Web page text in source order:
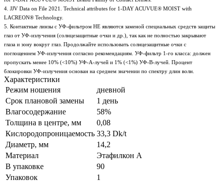
4. JJV Data on File 2021. Technical attributes for 1-DAY ACUVUE® MOIST with
LACREON® Technology.
5. Контактные линзы с УФ-фильтром НЕ являются заменой специальных средств защиты
глаз от УФ-излучения (солнцезащитные очки и др.), так как не полностью закрывают
глаза и зону вокруг глаз. Продолжайте использовать солнцезащитные очки с
поглощением УФ-излучения согласно рекомендациям. УФ-фильтр 1-го класса: должен
пропускать менее 10% (<10%) УФ-А-лучей и 1% (<1%) УФ-В-лучей. Процент
блокировки УФ-излучения основан на среднем значении по спектру длин волн.
Характеристики
Режим ношения
дневной
Срок плановой замены
1 день
Влагосодержание
58%
Толщина в центре, мм
0,08
Кислородопроницаемость 33,3 Dk/t
Диаметр, мм
14,2
Материал
Этафилкон А
В упаковке
90
Упаковок
1